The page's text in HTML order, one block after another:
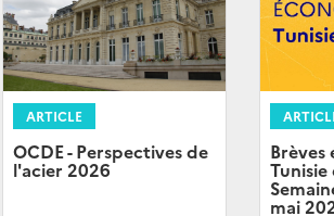
ARTICLE
OCDE - Perspectives de
l'acier 2026
Brèves
Tunisie
mai